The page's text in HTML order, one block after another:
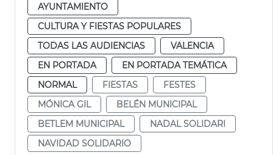
AYUNTAMIENTO
CULTURA Y FIESTAS POPULARES
TODAS LAS AUDIENCIAS
VALENCIA
EN PORTADA
EN PORTADA TEMÁTICA
NORMAL
FIESTAS
FESTES
MÓNICA GIL
BELÉN MUNICIPAL
BETLEM MUNICIPAL
NADAL SOLIDARI
NAVIDAD SOLIDARIO